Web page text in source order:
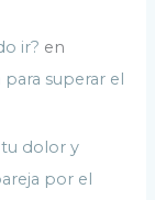
ir? en
superar el
dolor y
por el